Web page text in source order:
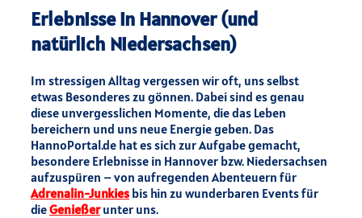
Erlebnisse in Hannover (und
natürlich Niedersachsen)
Im stressigen Alltag vergessen wir oft, uns selbst
etwas Besonderes zu gönnen. Dabei sind es genau
diese unvergesslichen Momente, die das Leben
bereichern und uns neue Energie geben. Das
HannoPortal.de hat es sich zur Aufgabe gemacht,
besondere Erlebnisse in Hannover bzw. Niedersachsen
aufzuspüren – von aufregenden Abenteuern für
Adrenalin-Junkies bis hin zu wunderbaren Events für
dieGenießerunter uns.